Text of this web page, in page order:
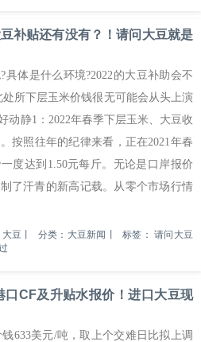
补贴还有没有？！请问大豆就是
体是什么环境?2022的大豆补助会不
所下层玉米价钱很无可能会从头上演
静1：2022年春季下层玉米、大豆收
按照往年的纪律来看，正在2021年春
度达到1.50元每斤。无论是口岸报价
了汗青的新高记载。从零个市场行情
大豆 分类：大豆新闻 标签：请问大豆
口CF及升贴水报价！进口大豆现
美元/吨，取上个交难日比拟上调